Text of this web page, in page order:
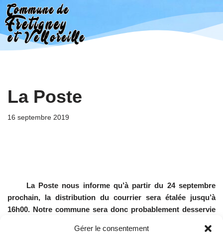
Gérer le consentement
Aller
au
contenu
La Poste
16 septembre 2019
La Poste nous informe qu’à partir du 24 septembre
prochain, la distribution du courrier sera étalée jusqu’à
16h00. Notre commune sera donc probablement desservie